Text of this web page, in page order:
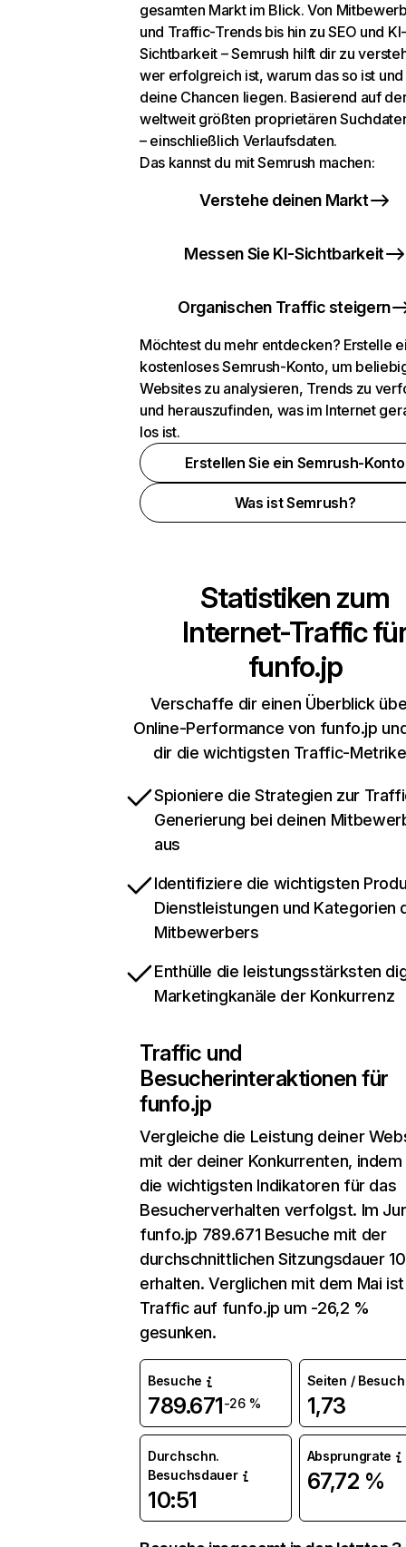
gesamten Markt im Blick. Von
und Traffic-Trends bis hin zu SEO und KI-
Sichtbarkeit – Semrush hilft dir zu
wer erfolgreich ist, warum das so ist
deine Chancen liegen. Basierend auf
weltweit größten proprietären
– einschließlich Verlaufsdaten.
Das kannst du mit Semrush machen:
Verstehe deinen Markt
Messen Sie KI-Sichtbarkeit
Organischen Traffic steigern
Möchtest du mehr entdecken? Erstelle
kostenloses Semrush-Konto, um
Websites zu analysieren, Trends zu
und herauszufinden, was im Internet
los ist.
Erstellen Sie ein Semrush-Konto
Was ist Semrush?
Statistiken zum
Internet-Traffic
funfo.jp
Verschaffe dir einen Überblick
Online-Performance von funfo.jp
dir die wichtigsten Traffic-
Spioniere die Strategien zur
Generierung bei deinen
aus
Identifiziere die wichtigsten
Dienstleistungen und Kategorien
Mitbewerbers
Enthülle die leistungsstärksten
Marketingkanäle der Konkurrenz
Traffic und
Besucherinteraktionen für
funfo.jp
Vergleiche die Leistung deiner
mit der deiner Konkurrenten, indem
die wichtigsten Indikatoren für das
Besucherverhalten verfolgst. Im
funfo.jp 789.671 Besuche mit der
durchschnittlichen Sitzungsdauer
erhalten. Verglichen mit dem Mai
Traffic auf funfo.jp um -26,2 %
gesunken.
Besuche
789.671-26 %
Seiten / Besuch
1,73
Durchschn.
Besuchsdauer
10:51
Absprungrate
67,72 %